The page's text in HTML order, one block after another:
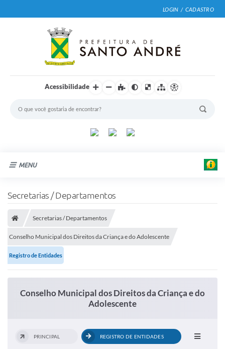
LOGIN / CADASTRO
Acessibilidade
MENU
Transparência
Declaração de Rendimentos
Secretarias / Departamentos
Secretarias / Departamentos
Conselho Municipal dos Direitos da Criança e do Adolescente
Registro de Entidades
Conselho Municipal dos Direitos da Criança e do
Adolescente
PRINCIPAL REGISTRO DE ENTIDADES